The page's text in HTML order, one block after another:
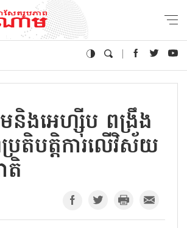
និងអេហ្ស៊ីប ពង្រឹង
តិបត្តិការលើវិស័យ
តិ